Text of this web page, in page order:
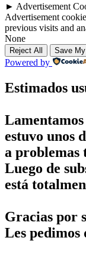
► Advertisement
Advertisement
previous visits and
None
Reject All Save
Powered by
Estimados
estuvo unos
a problemas
Luego de
está
Gracias por
Les pedimos